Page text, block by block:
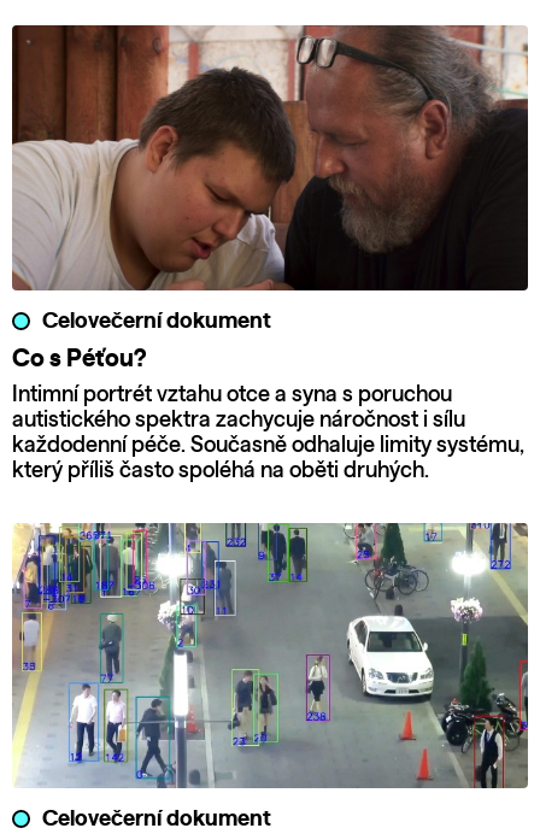
Celovečerní dokument
Co s Péťou?
Intimní portrét vztahu otce a syna s poruchou
autistického spektra zachycuje náročnost i sílu
každodenní péče. Současně odhaluje limity systému,
který příliš často spoléhá na oběti druhých.
Celovečerní dokument